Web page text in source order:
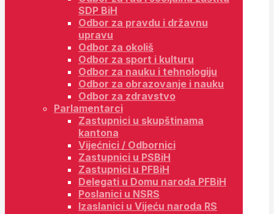
SDP BiH
Odbor za pravdu i državnu
upravu
Odbor za okoliš
Odbor za sport i kulturu
Odbor za nauku i tehnologiju
Odbor za obrazovanje i nauku
Odbor za zdravstvo
Parlamentarci
Zastupnici u skupštinama
kantona
Vijećnici / Odbornici
Zastupnici u PSBiH
Zastupnici u PFBiH
Delegati u Domu naroda PFBiH
Poslanici u NSRS
Izaslanici u Vijeću naroda RS